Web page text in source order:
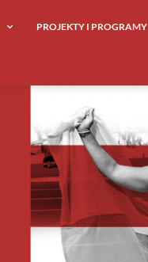
PROJEKTY I PROGRAMY